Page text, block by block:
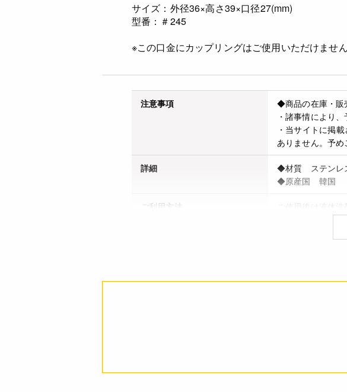
サイズ：外径36×高さ39×口径27(mm)
型番：＃245
※この口金にカップリングはご使用いただけません
注意事項
◆商品の在庫・
・諸事情により
・当サイトに掲
ありません。予め
詳細
◆材質 ステンレ
◆原産国 韓国
ご利用方法 ご使用後は液体